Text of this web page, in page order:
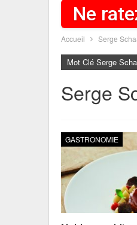
Ne
Accueil Serge
Mot Clé Serge
Serge
GASTRONOMIE